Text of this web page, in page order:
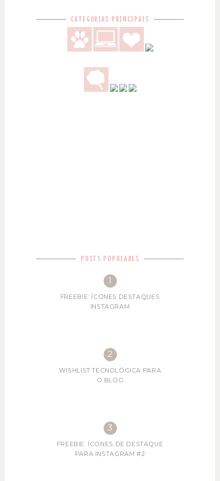
CATEGORIAS PRINCIPAIS
POSTS POPULARES
FREEBIE: ÍCONES DESTAQUES
INSTAGRAM
WISHLIST TECNOLÓGICA PARA
O BLOG
FREEBIE: ÍCONES DE DESTAQUE
PARA INSTAGRAM #2